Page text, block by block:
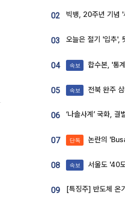
02
03 오늘은 절기 '입추',
04 속보 합수본, '통계 조작'
05 속보 전북 완주
06
07 단독 논란의 'Busan is
08 속보 서울도 '40도
09